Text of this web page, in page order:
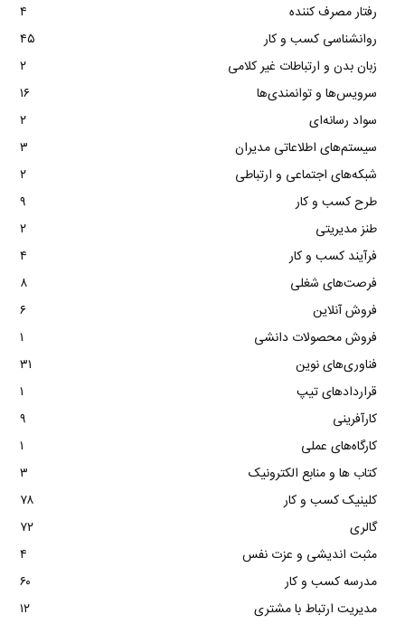
رفتار مصرف کننده
۴
روانشناسی کسب و کار
۴۵
زبان بدن و ارتباطات غیر کلامی
۲
سرویس‌ها و توانمندی‌ها
۱۶
سواد رسانه‌ای
۲
سیستم‌های اطلاعاتی مدیران
۳
شبکه‌های اجتماعی و ارتباطی
۲
طرح کسب و کار
۹
طنز مدیریتی
۲
فرآیند کسب و کار
۴
فرصت‌های شغلی
۸
فروش آنلاین
۶
فروش محصولات دانشی
۱
فناوری‌های نوین
۳۱
قراردادهای تیپ
۱
کارآفرینی
۹
کارگاه‌های عملی
۱
کتاب ها و منابع الکترونیک
۳
کلینیک کسب و کار
۷۸
گالری
۷۲
مثبت اندیشی و عزت نفس
۴
مدرسه کسب و کار
۶۰
مدیریت ارتباط با مشتری
۱۲